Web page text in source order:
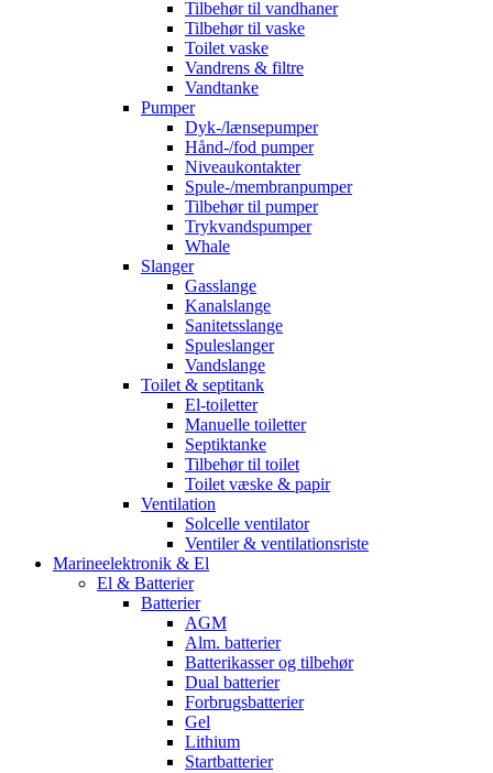
Tilbehør til vandhaner
Tilbehør til vaske
Toilet vaske
Vandrens & filtre
Vandtanke
Pumper
Dyk-/lænsepumper
Hånd-/fod pumper
Niveaukontakter
Spule-/membranpumper
Tilbehør til pumper
Trykvandspumper
Whale
Slanger
Gasslange
Kanalslange
Sanitetsslange
Spuleslanger
Vandslange
Toilet & septitank
El-toiletter
Manuelle toiletter
Septiktanke
Tilbehør til toilet
Toilet væske & papir
Ventilation
Solcelle ventilator
Ventiler & ventilationsriste
Marineelektronik & El
El & Batterier
Batterier
AGM
Alm. batterier
Batterikasser og tilbehør
Dual batterier
Forbrugsbatterier
Gel
Lithium
Startbatterier